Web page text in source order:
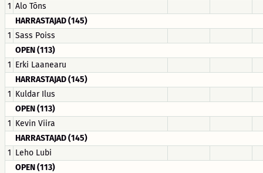
1 Alo Tõns
HARRASTAJAD (145)
1 Sass Poiss
OPEN (113)
1 Erki Laanearu
HARRASTAJAD (145)
1 Kuldar Ilus
OPEN (113)
1 Kevin Viira
HARRASTAJAD (145)
1 Leho Lubi
OPEN (113)